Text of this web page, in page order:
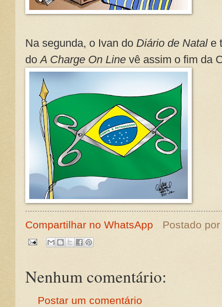
Na segunda, o Ivan do Diário de Natale
doA Charge On Line vê assim o fim da
Compartilhar no WhatsApp Postado
Nenhum comentário:
Postar um comentário